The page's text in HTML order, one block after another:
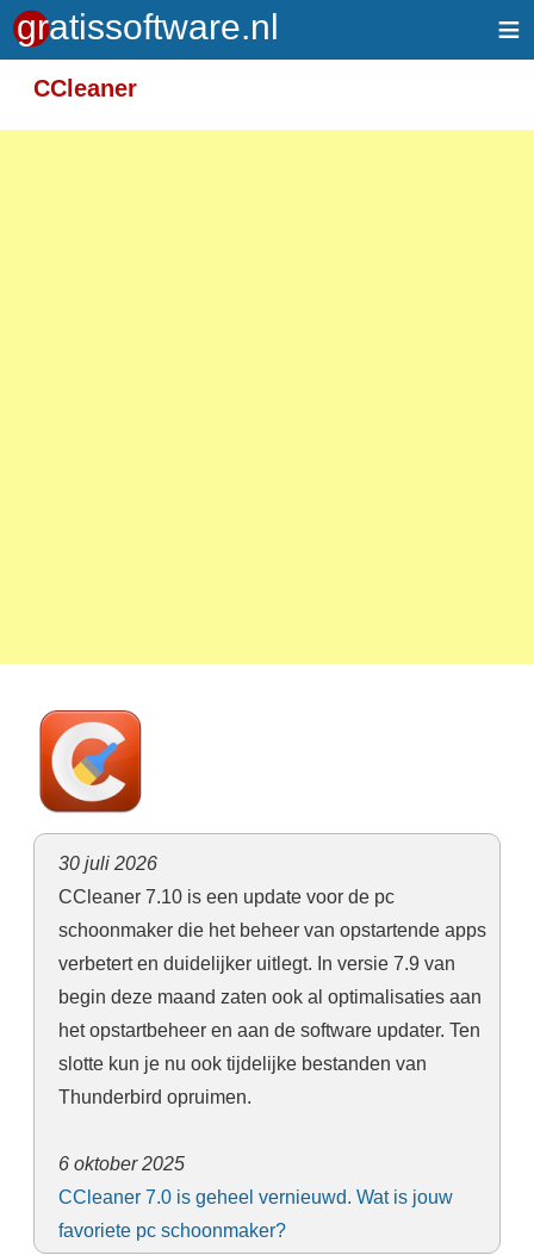
≡
CCleaner
30 juli 2026
CCleaner 7.10 is een update voor de pc
schoonmaker die het beheer van opstartende apps
verbetert en duidelijker uitlegt. In versie 7.9 van
begin deze maand zaten ook al optimalisaties aan
het opstartbeheer en aan de software updater. Ten
slotte kun je nu ook tijdelijke bestanden van
Thunderbird opruimen.
6 oktober 2025
CCleaner 7.0 is geheel vernieuwd. Wat is jouw
favoriete pc schoonmaker?